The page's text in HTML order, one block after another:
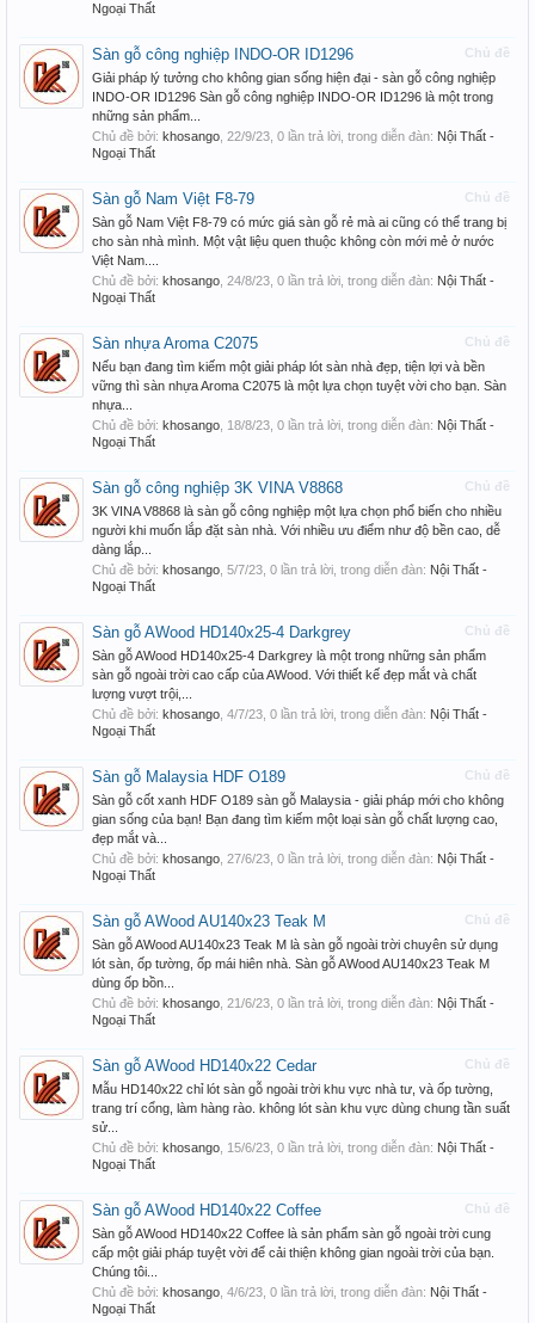
Ngoại Thất
Chủ đề
Sàn gỗ công nghiệp INDO-OR ID1296
Giải pháp lý tưởng cho không gian sống hiện đại - sàn gỗ công nghiệp
INDO-OR ID1296 Sàn gỗ công nghiệp INDO-OR ID1296 là một trong
những sản phẩm...
Chủ đề bởi: khosango 22/9/23 , 0 lần trả lời, trong diễn đàn: Nội Thất -
Ngoại Thất
Chủ đề
Sàn gỗ Nam Việt F8-79
Sàn gỗ Nam Việt F8-79 có mức giá sàn gỗ rẻ mà ai cũng có thể trang bị
cho sàn nhà mình. Một vật liệu quen thuộc không còn mới mẻ ở nước
Việt Nam....
Chủ đề bởi: khosango 24/8/23 , 0 lần trả lời, trong diễn đàn: Nội Thất -
Ngoại Thất
Chủ đề
Sàn nhựa Aroma C2075
Nếu bạn đang tìm kiếm một giải pháp lót sàn nhà đẹp, tiện lợi và bền
vững thì sàn nhựa Aroma C2075 là một lựa chọn tuyệt vời cho bạn. Sàn
nhựa...
Chủ đề bởi: khosango 18/8/23 , 0 lần trả lời, trong diễn đàn: Nội Thất -
Ngoại Thất
Chủ đề
Sàn gỗ công nghiệp 3K VINA V8868
3K VINA V8868 là sàn gỗ công nghiệp một lựa chọn phổ biến cho nhiều
người khi muốn lắp đặt sàn nhà. Với nhiều ưu điểm như độ bền cao, dễ
dàng lắp...
Chủ đề bởi: khosango 5/7/23 , 0 lần trả lời, trong diễn đàn: Nội Thất -
Ngoại Thất
Chủ đề
Sàn gỗ AWood HD140x25-4 Darkgrey
Sàn gỗ AWood HD140x25-4 Darkgrey là một trong những sản phẩm
sàn gỗ ngoài trời cao cấp của AWood. Với thiết kế đẹp mắt và chất
lượng vượt trội,...
Chủ đề bởi: khosango 4/7/23 , 0 lần trả lời, trong diễn đàn: Nội Thất -
Ngoại Thất
Chủ đề
Sàn gỗ Malaysia HDF O189
Sàn gỗ cốt xanh HDF O189 sàn gỗ Malaysia - giải pháp mới cho không
gian sống của bạn! Bạn đang tìm kiếm một loại sàn gỗ chất lượng cao,
đẹp mắt và...
Chủ đề bởi: khosango 27/6/23 , 0 lần trả lời, trong diễn đàn: Nội Thất -
Ngoại Thất
Chủ đề
Sàn gỗ AWood AU140x23 Teak M
Sàn gỗ AWood AU140x23 Teak M là sàn gỗ ngoài trời chuyên sử dụng
lót sàn, ốp tường, ốp mái hiên nhà. Sàn gỗ AWood AU140x23 Teak M
dùng ốp bồn...
Chủ đề bởi: khosango 21/6/23 , 0 lần trả lời, trong diễn đàn: Nội Thất -
Ngoại Thất
Chủ đề
Sàn gỗ AWood HD140x22 Cedar
Mẫu HD140x22 chỉ lót sàn gỗ ngoài trời khu vực nhà tư, và ốp tường,
trang trí cổng, làm hàng rào. không lót sàn khu vực dùng chung tần suất
sử...
Chủ đề bởi: khosango 15/6/23 , 0 lần trả lời, trong diễn đàn: Nội Thất -
Ngoại Thất
Chủ đề
Sàn gỗ AWood HD140x22 Coffee
Sàn gỗ AWood HD140x22 Coffee là sản phẩm sàn gỗ ngoài trời cung
cấp một giải pháp tuyệt vời để cải thiện không gian ngoài trời của bạn.
Chúng tôi...
Chủ đề bởi: khosango 4/6/23 , 0 lần trả lời, trong diễn đàn: Nội Thất -
Ngoại Thất